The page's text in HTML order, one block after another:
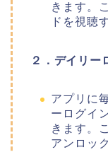
きます。
ドを視聴
２．デイリー
アプリに
ーログイ
きます。
アンロッ